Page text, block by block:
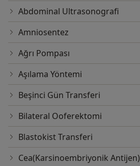
Abdominal Ultrasonografi
Amniosentez
Ağrı Pompası
Aşılama Yöntemi
Beşinci Gün Transferi
Bilateral Ooferektomi
Blastokist Transferi
Cea(Karsinoembriyonik Antijen)